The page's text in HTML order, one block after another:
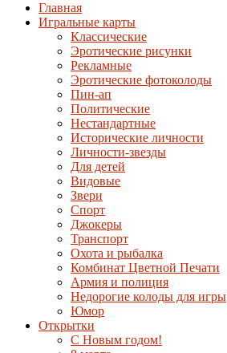
Главная
Игральные карты
Классические
Эротические рисунки
Рекламные
Эротические фотоколоды
Пин-ап
Политические
Нестандартные
Исторические личности
Личности-звезды
Для детей
Видовые
Звери
Спорт
Джокеры
Транспорт
Охота и рыбалка
Комбинат Цветной Печати
Армия и полиция
Недорогие колоды для игры
Юмор
Открытки
С Новым годом!